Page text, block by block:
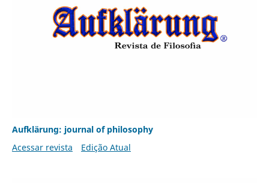
Aufklärung: journal of philosophy
Acessar revista
Edição Atual